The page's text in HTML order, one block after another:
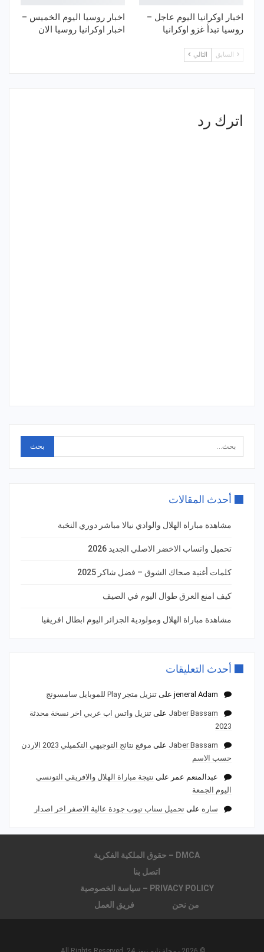
اخبار اوكرانيا اليوم عاجل –
روسيا تبدأ غزو اوكرانيا
اخبار روسيا اليوم الخميس –
اخبار اوكرانيا روسيا الان
السابق التالي
اترك رد
أحدث المقالات
مشاهدة مباراة الهلال والوادي نيالا مباشر دوري النخبة
تحميل واتساب الاخضر الاصلي الجديد 2026
كلمات أغنية صحاك الشوق – فضل شاكر 2025
كيف امنع العرق طوال اليوم في الصيف
مشاهدة مباراة الهلال ومولودية الجزائر اليوم ابطال افريقيا
أحدث التعليقات
jeneral Adam على تنزيل متجر Play للموبايل سامسونج
Jaber Bassam على تنزيل واتس اب عربي اخر نسخة محدثة
2023
Jaber Bassam على
موقع نتائج التوجيهي التكميلي 2023 الاردن
حسب الاسم
عبدالمنعم عمر على نتيجة مباراة الهلال والافريقي التونسي
اليوم الجمعة
ساره على تحميل سناب تيوب جودة عالية الاصفر اخر اصدار
DMCA – حقوق الملكية الفكرية
اتصل بنا
PRIVACY POLICY – سياسة الخصوصية
من نحن
فريق العمل